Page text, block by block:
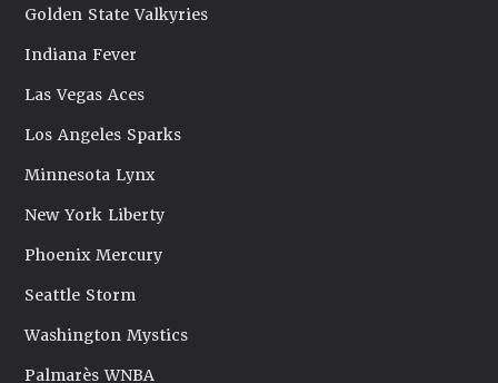
Golden State Valkyries
Indiana Fever
Las Vegas Aces
Los Angeles Sparks
Minnesota Lynx
New York Liberty
Phoenix Mercury
Seattle Storm
Washington Mystics
Palmarès WNBA